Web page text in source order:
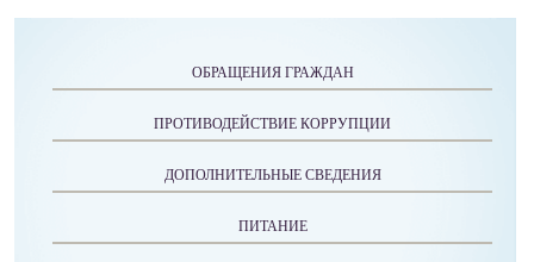
ОБРАЩЕНИЯ ГРАЖДАН
ПРОТИВОДЕЙСТВИЕ КОРРУПЦИИ
ДОПОЛНИТЕЛЬНЫЕ СВЕДЕНИЯ
ПИТАНИЕ